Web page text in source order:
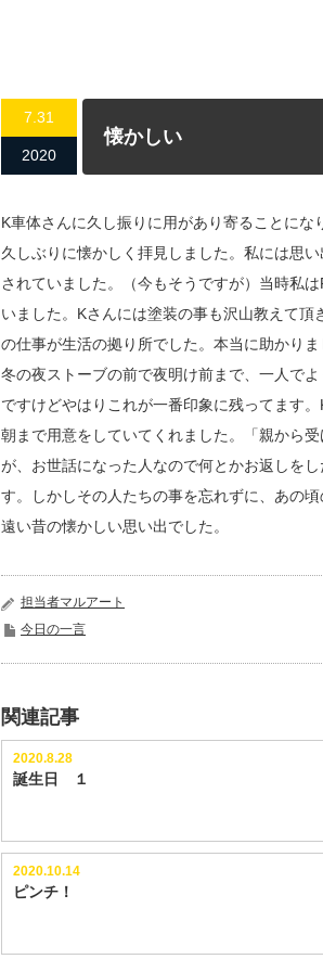
7.31
2020
懐かしい
K車体さんに久し振りに用があり寄ることに
久しぶりに懐かしく拝見しました。私には思
されていました。（今もそうですが）当時私
いました。Kさんには塗装の事も沢山教えて
の仕事が生活の拠り所でした。本当に助かり
冬の夜ストーブの前で夜明け前まで、一人で
ですけどやはりこれが一番印象に残ってます
朝まで用意をしていてくれました。「親から
が、お世話になった人なので何とかお返しを
す。しかしその人たちの事を忘れずに、あの
遠い昔の懐かしい思い出でした。
担当者マルアート
今日の一言
関連記事
2020.8.28
誕生日 １
2020.10.14
ピンチ！